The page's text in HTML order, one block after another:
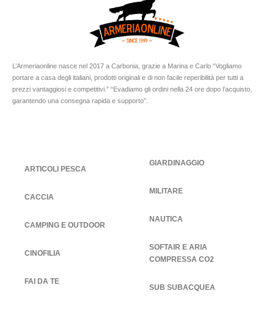
L’Armeriaonline nasce nel 2017 a Carbonia, grazie a Marina e Carlo “Vogliamo
portare a casa degli italiani, prodotti originali e di non facile reperibilità per tutti a
prezzi vantaggiosi e competitivi.” “Evadiamo gli ordini nella 24 ore dopo l’acquisto,
garantendo una consegna rapida e supporto”.
ARTICOLI PESCA
CACCIA
CAMPING E OUTDOOR
CINOFILIA
FAI DA TE
GIARDINAGGIO
MILITARE
NAUTICA
SOFTAIR E ARIA
COMPRESSA CO2
SUB SUBACQUEA